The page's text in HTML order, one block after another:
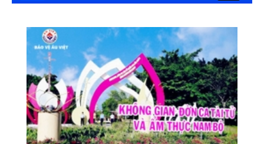
Trang chủ
Giới thiệu
Hồ sơ công ty